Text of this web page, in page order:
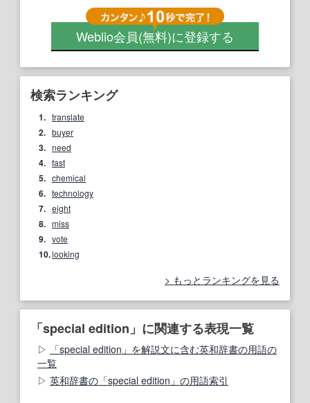
Weblio会員(無料)に登録する
検索ランキング
1. translate
2. buyer
3. need
4. fast
5. chemical
6. technology
7. eight
8. miss
9. vote
10.looking
もっとランキングを見る
「special edition」に関連する表現一覧
「special edition」を解説文に含む英和辞書の用語の
一覧
英和辞書の「special edition」の用語索引